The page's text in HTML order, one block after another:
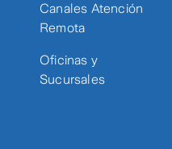
Canales Atención
Remota
Oficinas y
Sucursales